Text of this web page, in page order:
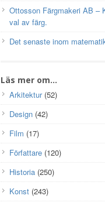
Ottosson Färgmakeri AB –
val av färg.
Det senaste inom
Läs mer om…
Arkitektur(52)
Design (42)
Film (17)
Författare (120)
Historia (250)
Konst (243)